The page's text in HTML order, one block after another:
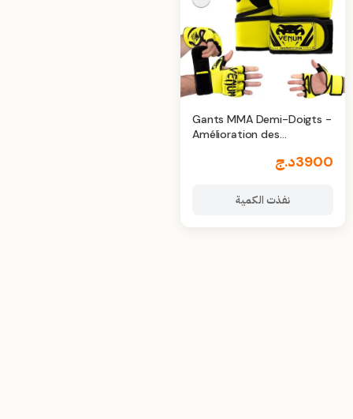
Gants MMA Demi-Doigts -
Amélioration des
3900د.ج
نفذت الكمية